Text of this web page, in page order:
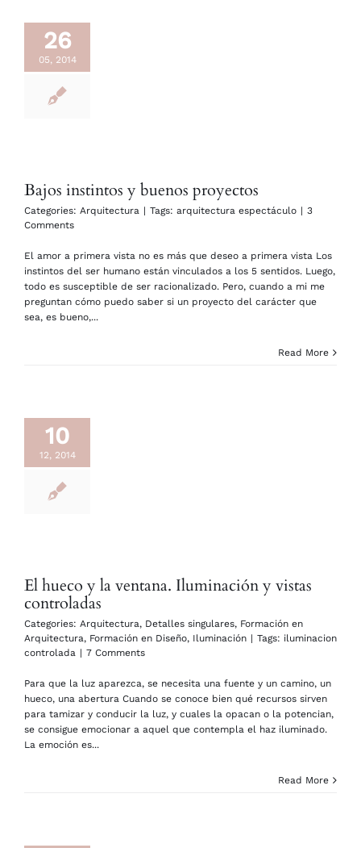
26
05, 2014
Bajos instintos y buenos proyectos
Categories: Arquitectura | Tags: arquitectura espectáculo | 3
Comments
El amor a primera vista no es más que deseo a primera vista Los
instintos del ser humano están vinculados a los 5 sentidos. Luego,
todo es susceptible de ser racionalizado. Pero, cuando a mi me
preguntan cómo puedo saber si un proyecto del carácter que
sea, es bueno,...
Read More
10
12, 2014
El hueco y la ventana. Iluminación y vistas
controladas
Categories: Arquitectura, Detalles singulares, Formación en
Arquitectura, Formación en Diseño, Iluminación | Tags: iluminacion
controlada | 7 Comments
Para que la luz aparezca, se necesita una fuente y un camino, un
hueco, una abertura Cuando se conoce bien qué recursos sirven
para tamizar y conducir la luz, y cuales la opacan o la potencian,
se consigue emocionar a aquel que contempla el haz iluminado.
La emoción es...
Read More